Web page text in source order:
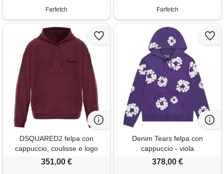
Farfetch
Farfetch
DSQUARED2 felpa con
cappuccio, coulisse e logo
ricamato - rosso
351,00 €
Denim Tears felpa con
cappuccio - viola
378,00 €